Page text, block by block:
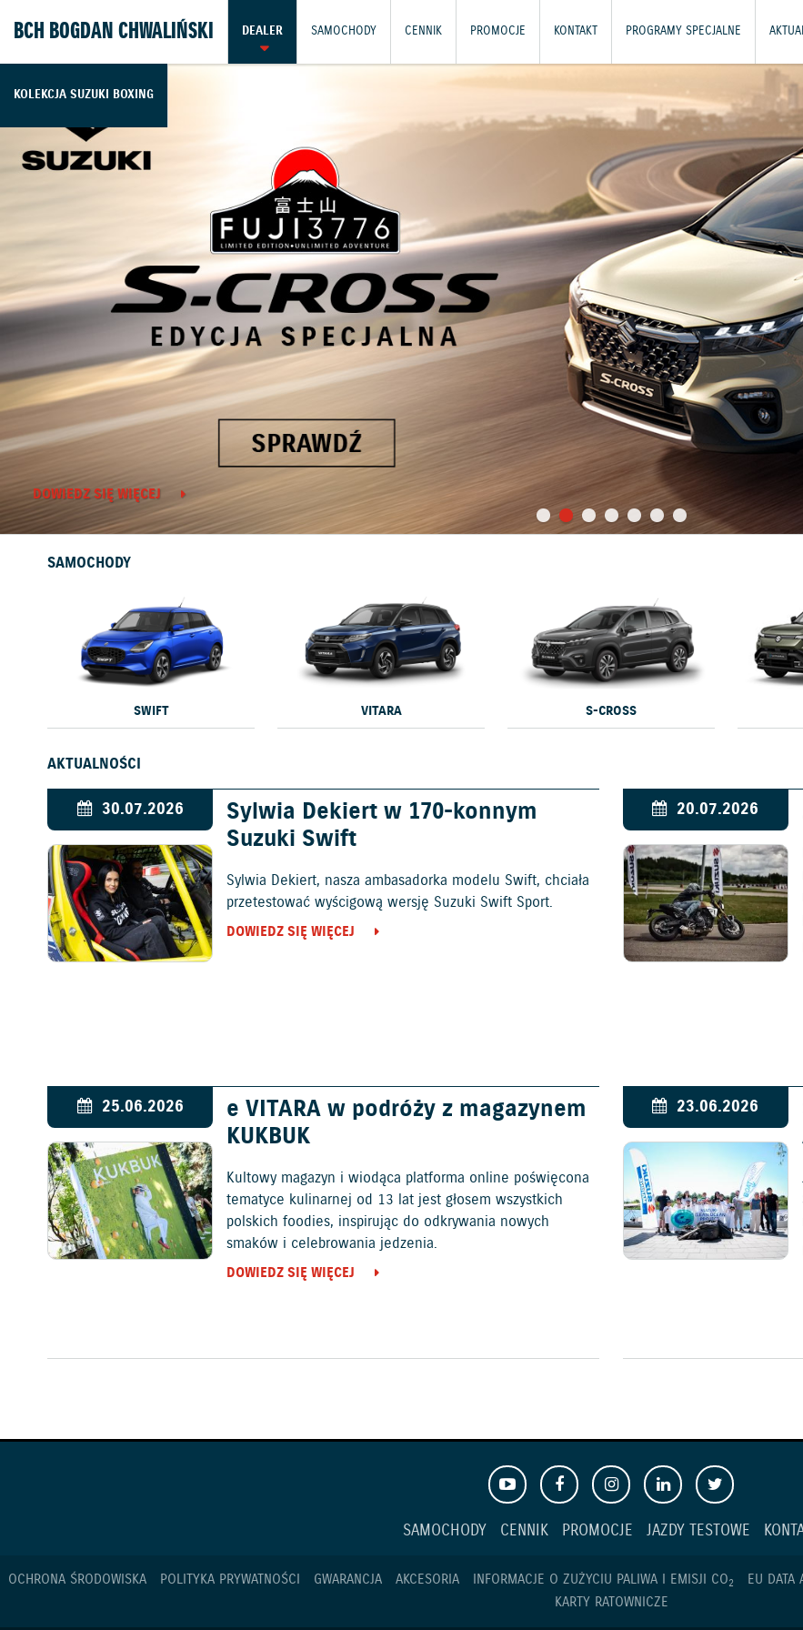
BCH BOGDAN CHWALIŃSKI DEALER SAMOCHODY CENNIK PROMOCJE KONTAKT PROGRAMY SPECJALNE
KOLEKCJA SUZUKI BOXING
DOWIEDZ SIĘ WIĘCEJ
SAMOCHODY
SWIFT VITARA S-CROSS
AKTUALNOŚCI
30.07.2026
Sylwia Dekiert w 170-konnym
Suzuki Swift
Sylwia Dekiert, nasza ambasadorka modelu Swift, chciała
przetestować wyścigową wersję Suzuki Swift Sport.
DOWIEDZ SIĘ WIĘCEJ
20.07.2026
25.06.2026
e VITARA w podróży z magazynem
KUKBUK
Kultowy magazyn i wiodąca platforma online poświęcona
tematyce kulinarnej od 13 lat jest głosem wszystkich
polskich foodies, inspirując do odkrywania nowych
smaków i celebrowania jedzenia.
DOWIEDZ SIĘ WIĘCEJ
23.06.2026
SAMOCHODY CENNIK PROMOCJE JAZDY TESTOWE
OCHRONA ŚRODOWISKA POLITYKA PRYWATNOŚCI GWARANCJA AKCESORIA INFORMACJE O ZUŻYCIU PALIWA I EMISJI CO2 EU DATA
KARTY RATOWNICZE